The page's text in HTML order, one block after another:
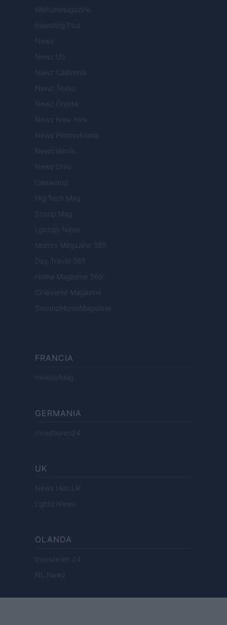
Womanmagazine
Investing Plus
Newz
Newz US
Newz California
Newz Texas
Newz Florida
Newz New York
Newz Pennsylvania
Newz Illinois
Newz Ohio
Gameland
Hig Tech Mag
Scoop Mag
Lgbtqia News
Motors Magazine 365
Day Travel 365
Home Magazine 365
Cineverse Magazine
SecondHomeMagazine
FRANCIA
InvestirMag
GERMANIA
Investieren24
UK
News Hub UK
Lgbtq News
OLANDA
Investeren 24
NL Newz